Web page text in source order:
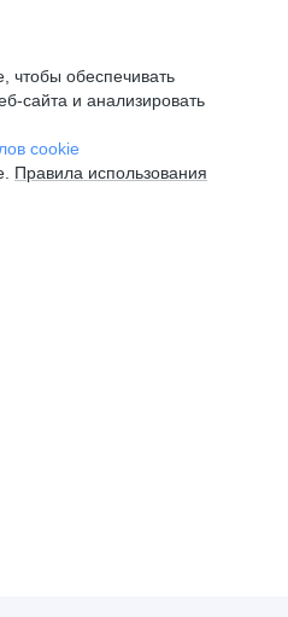
обеспечивать
сайта и анализировать
cookie
Правила использования